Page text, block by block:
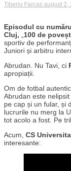
Tiberiu Farcas august 2,
Episodul cu
Cluj,
100 de
sportiv de
Juniori și arbitru
Abrudan. Nu Tavi, ci
apropiații.
Om de fotbal
Abrudan este
pe cap și un fular, și
lucrurile nu merg la
tot acolo a fost. Pe
Acum, CS
interesante: